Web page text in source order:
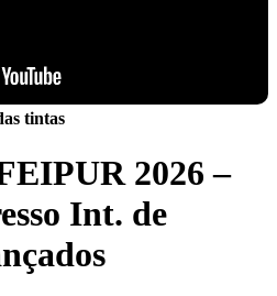
tintas
2026 –
Int. de